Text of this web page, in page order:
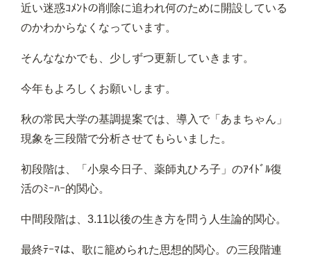
近い迷惑ｺﾒﾝﾄの削除に追われ何のために開設している
のかわからなくなっています。
そんななかでも、少しずつ更新していきます。
今年もよろしくお願いします。
秋の常民大学の基調提案では、導入で「あまちゃん」
現象を三段階で分析させてもらいました。
初段階は、「小泉今日子、薬師丸ひろ子」のｱｲﾄﾞﾙ復
活のﾐｰﾊｰ的関心。
中間段階は、3.11以後の生き方を問う人生論的関心。
最終ﾃｰﾏは、歌に籠められた思想的関心。の三段階連